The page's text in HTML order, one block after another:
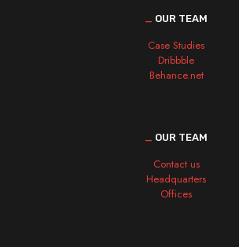
_ OUR TEAM
Case Studies
Dribbble
Behance.net
_ OUR TEAM
Contact us
Headquarters
Offices